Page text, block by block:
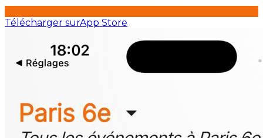
Télécharger surApp Store